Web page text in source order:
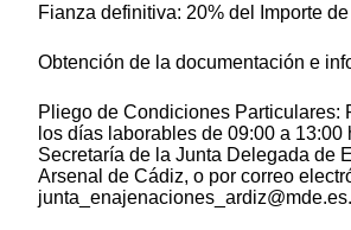
Fianza definitiva: 20% del Importe
Obtención de la documentación e
Pliego de Condiciones Particulares:
los días laborables de 09:00 a 13:00
Secretaría de la Junta Delegada de
Arsenal de Cádiz, o por correo
junta_enajenaciones_ardiz@mde.es.